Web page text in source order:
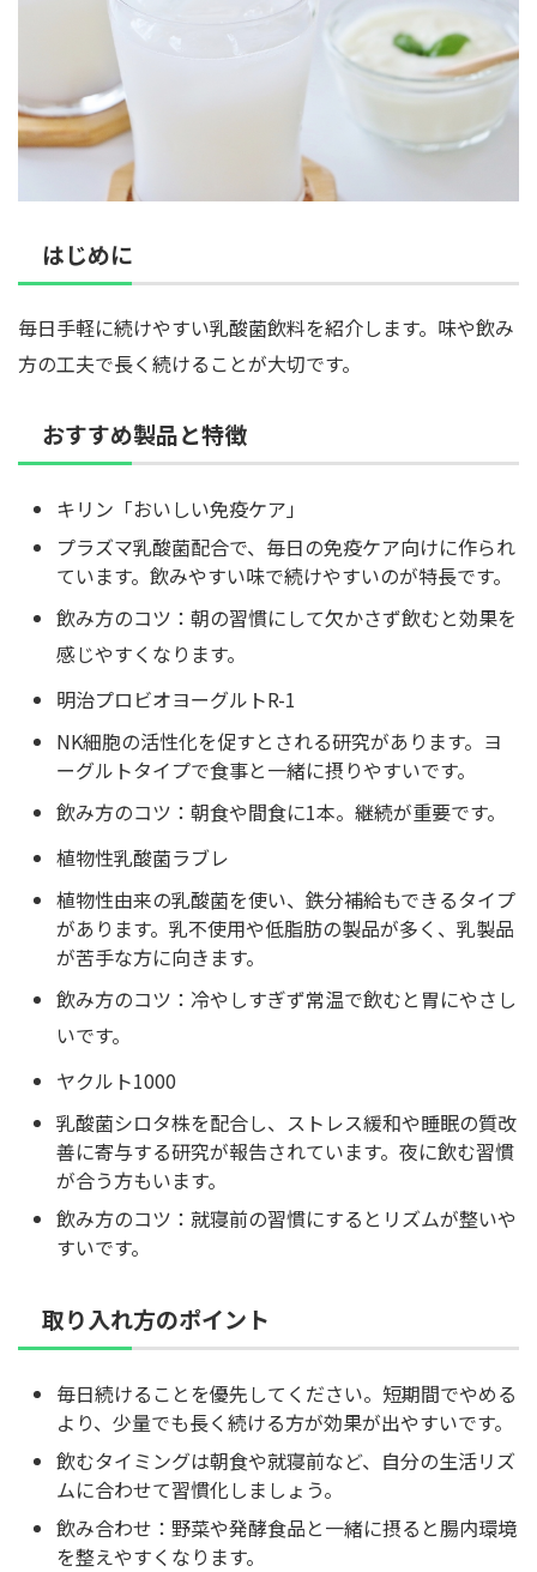
はじめに
毎日手軽に続けやすい乳酸菌飲料を紹介します。味や飲み
方の工夫で長く続けることが大切です。
おすすめ製品と特徴
キリン「おいしい免疫ケア」
プラズマ乳酸菌配合で、毎日の免疫ケア向けに作られ
ています。飲みやすい味で続けやすいのが特長です。
飲み方のコツ：朝の習慣にして欠かさず飲むと効果を
感じやすくなります。
明治プロビオヨーグルトR-1
NK細胞の活性化を促すとされる研究があります。ヨ
ーグルトタイプで食事と一緒に摂りやすいです。
飲み方のコツ：朝食や間食に1本。継続が重要です。
植物性乳酸菌ラブレ
植物性由来の乳酸菌を使い、鉄分補給もできるタイプ
があります。乳不使用や低脂肪の製品が多く、乳製品
が苦手な方に向きます。
飲み方のコツ：冷やしすぎず常温で飲むと胃にやさし
いです。
ヤクルト1000
乳酸菌シロタ株を配合し、ストレス緩和や睡眠の質改
善に寄与する研究が報告されています。夜に飲む習慣
が合う方もいます。
飲み方のコツ：就寝前の習慣にするとリズムが整いや
すいです。
取り入れ方のポイント
毎日続けることを優先してください。短期間でやめる
より、少量でも長く続ける方が効果が出やすいです。
飲むタイミングは朝食や就寝前など、自分の生活リズ
ムに合わせて習慣化しましょう。
飲み合わせ：野菜や発酵食品と一緒に摂ると腸内環境
を整えやすくなります。